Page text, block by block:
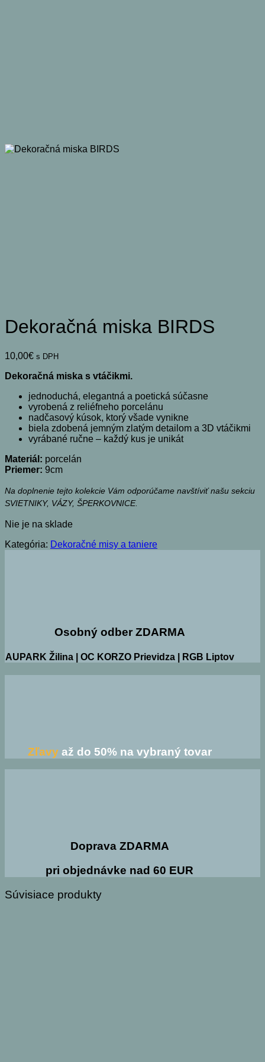
Dekoračná miska BIRDS
10,00€ s DPH
Dekoračná miska s vtáčikmi.
jednoduchá, elegantná a poetická súčasne
vyrobená z reliéfneho porcelánu
nadčasový kúsok, ktorý všade vynikne
biela zdobená jemným zlatým detailom a 3D vtáčikmi
vyrábané ručne – každý kus je unikát
Materiál: porcelán
Priemer: 9cm
Na doplnenie tejto kolekcie Vám odporúčame navštíviť našu sekciu
SVIETNIKY, VÁZY, ŠPERKOVNICE.
Nie je na sklade
Kategória: Dekoračné misy a taniere
Osobný odber ZDARMA
AUPARK Žilina | OC KORZO Prievidza | RGB Liptov
Zľavyaž do 50% na vybraný tovar
Doprava ZDARMA
pri objednávke nad 60 EUR
Súvisiace produkty